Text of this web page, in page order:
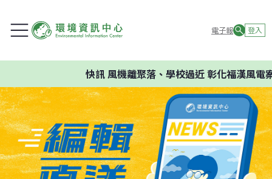
電子報 登入
快訊風機離聚落、學校過近 彰化福漢風電案